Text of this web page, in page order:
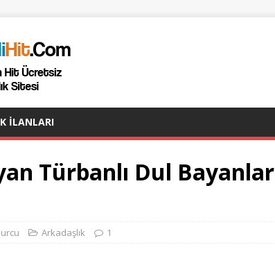
İLANLARI
Türbanlı Dul Bayanlar
Arkadaşlık 1